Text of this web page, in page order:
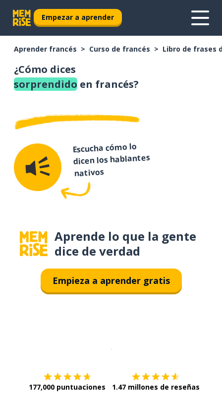
Empezar a aprender
Aprender francés Curso de francés Libro de frases
¿Cómo dices
sorprendido en francés?
Escucha cómo lo
dicen los hablantes
nativos
Aprende lo que la gente
dice de verdad
Empieza a aprender gratis
177,000 puntuaciones 1.47 millones de reseñas